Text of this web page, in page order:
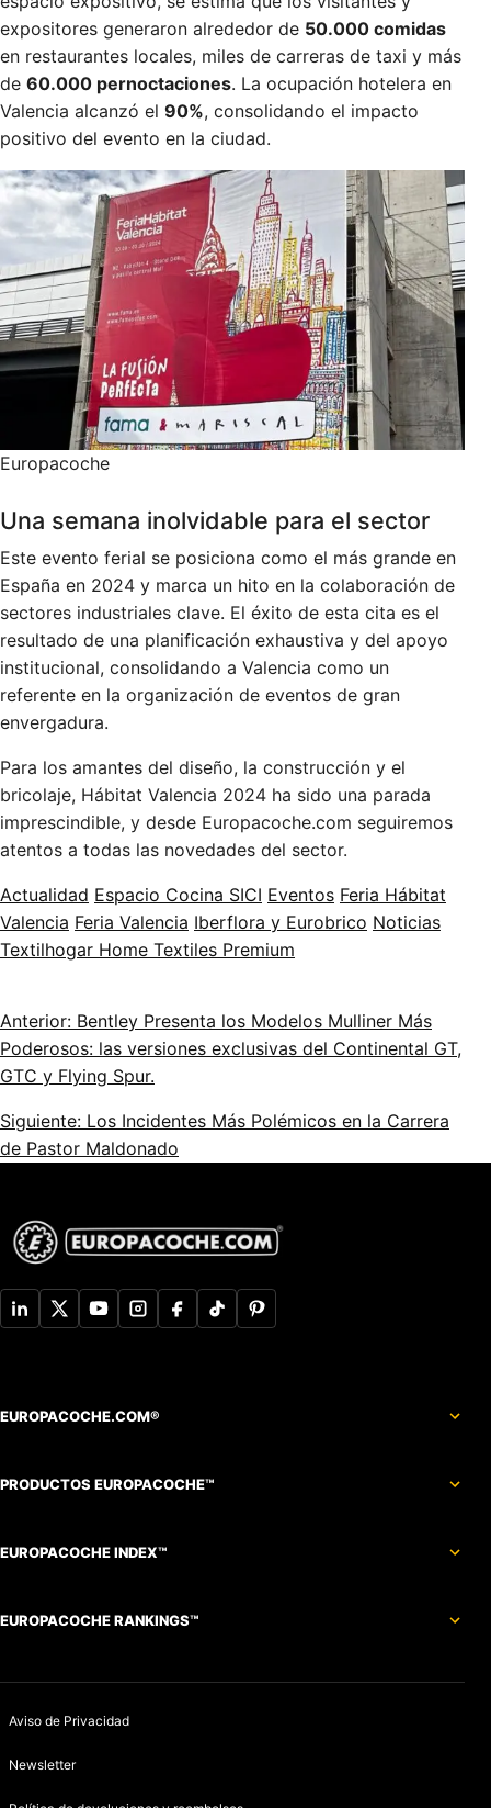
expositores generaron alrededor de 50.000 comidas
en restaurantes locales, miles de carreras de taxi y más
de 60.000 pernoctaciones. La ocupación hotelera en
Valencia alcanzó el 90%, consolidando el impacto
positivo del evento en la ciudad.
Europacoche
Una semana inolvidable para el sector
Este evento ferial se posiciona como el más grande en
España en 2024 y marca un hito en la colaboración de
sectores industriales clave. El éxito de esta cita es el
resultado de una planificación exhaustiva y del apoyo
institucional, consolidando a Valencia como un
referente en la organización de eventos de gran
envergadura.
Para los amantes del diseño, la construcción y el
bricolaje, Hábitat Valencia 2024 ha sido una parada
imprescindible, y desde Europacoche.com seguiremos
atentos a todas las novedades del sector.
Actualidad Espacio Cocina SICI Eventos Feria Hábitat
Valencia Feria Valencia Iberflora y Eurobrico Noticias
Textilhogar Home Textiles Premium
Anterior: Bentley Presenta los Modelos Mulliner Más
Poderosos: las versiones exclusivas del Continental GT,
GTC y Flying Spur.
Siguiente: Los Incidentes Más Polémicos en la Carrera
de Pastor Maldonado
EUROPACOCHE.COM®
PRODUCTOS EUROPACOCHE™
EUROPACOCHE INDEX™
EUROPACOCHE RANKINGS™
Aviso de Privacidad
Newsletter